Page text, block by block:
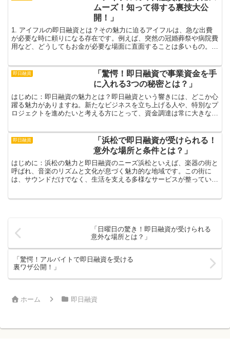
ムーズ！知って得する裏技大公
開！」
1. アイフルの即日融資とは？その魅力に迫るアイフルは、急な出費
が必要な時に頼りになる存在です。例えば、突然の冠婚葬祭や病院費
用など、どうしてもお金が必要な場面に直面することは多いもの。し
即日融資
「驚愕！即日融資で事業資金を手
に入れる3つの秘密とは？」
はじめに：即日融資の魅力とは？即日融資という響きには、どこか心
躍る魅力がありますね。新たなビジネスを立ち上げる人や、特別なプ
ロジェクトを進めたいと考える方にとって、資金調達は常に大きな課
即日融資
「浜松で即日融資が受けられる！
意外な場所と条件とは？」
はじめに：浜松の魅力と即日融資のニーズ浜松といえば、楽器の街と
呼ばれ、音楽のリズムと文化が息づく魅力的な地域です。この街に
は、サウンドだけでなく、生活を支える多様なサービスが整っている
「日曜日の驚き！即日融資が受けられる
意外な場所とは？」
「驚愕！アルバイトで即日融資を受ける
裏ワザ公開！」
ホーム 即日融資